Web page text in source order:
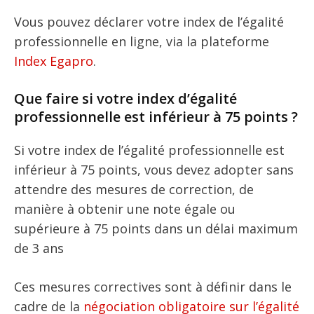
Vous pouvez déclarer votre index de l’égalité
professionnelle en ligne, via la plateforme
Index Egapro.
Que faire si votre index d’égalité
professionnelle est inférieur à 75 points ?
Si votre index de l’égalité professionnelle est
inférieur à 75 points, vous devez adopter sans
attendre des mesures de correction, de
manière à obtenir une note égale ou
supérieure à 75 points dans un délai maximum
de 3 ans
Ces mesures correctives sont à définir dans le
cadre de la négociation obligatoire sur l’égalité